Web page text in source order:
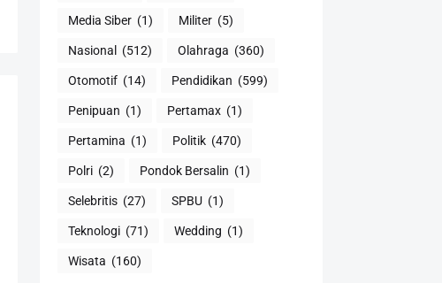
Media Siber (1) Militer (5)
Nasional (512) Olahraga (360)
Otomotif (14) Pendidikan (599)
Penipuan (1) Pertamax (1)
Pertamina (1) Politik (470)
Polri (2) Pondok Bersalin (1)
Selebritis (27) SPBU (1)
Teknologi (71) Wedding (1)
Wisata (160)